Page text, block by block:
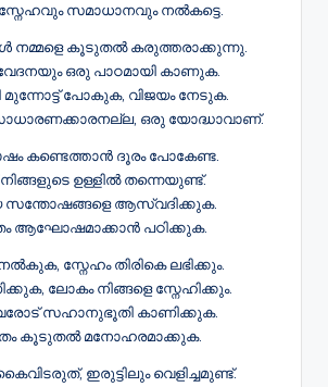
സ്നേഹവും സമാധാനവും നൽകട്ടെ.
നമ്മളെ കൂടുതൽ കരുത്തരാക്കുന്നു.
ഒരു പാഠമായി കാണുക.
മുന്നോട്ട് പോകുക, വിജയം നേടുക.
ഒരു യോദ്ധാവാണ്.
കണ്ടെത്താൻ ദൂരം പോകേണ്ട.
ഉള്ളിൽ തന്നെയുണ്ട്.
സന്തോഷങ്ങളെ ആസ്വദിക്കുക.
ആഘോഷമാക്കാൻ പഠിക്കുക.
സ്നേഹം തിരികെ ലഭിക്കും.
ലോകം നിങ്ങളെ സ്നേഹിക്കും.
സഹാനുഭൂതി കാണിക്കുക.
കൂടുതൽ മനോഹരമാക്കുക.
ഇരുട്ടിലും വെളിച്ചമുണ്ട്.